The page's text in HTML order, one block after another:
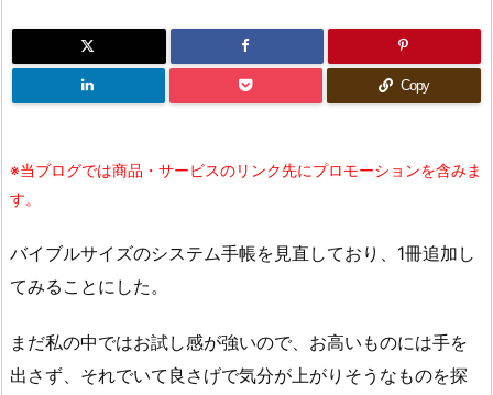
Copy
※当ブログでは商品・サービスのリンク先にプロモーションを含みま
す。
バイブルサイズのシステム手帳を見直しており、1冊追加し
てみることにした。
まだ私の中ではお試し感が強いので、お高いものには手を
出さず、それでいて良さげで気分が上がりそうなものを探